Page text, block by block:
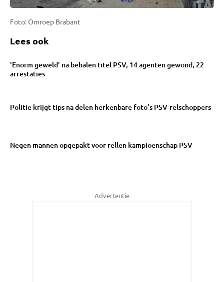
Foto: Omroep Brabant
Lees ook
'Enorm geweld' na behalen titel PSV, 14 agenten gewond, 22
arrestaties
Politie krijgt tips na delen herkenbare foto's PSV-relschoppers
Negen mannen opgepakt voor rellen kampioenschap PSV
Advertentie